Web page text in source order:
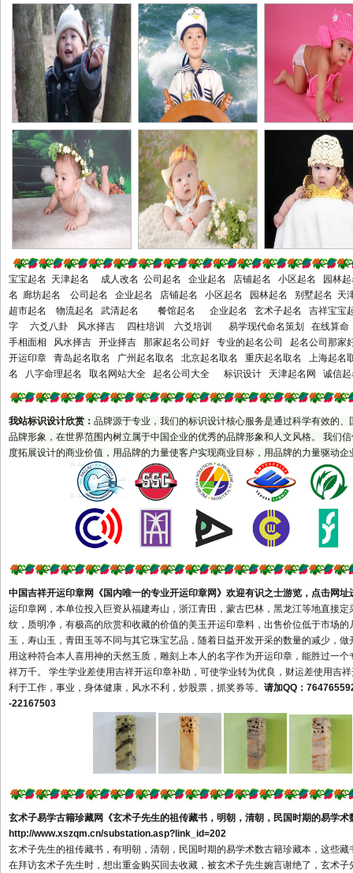
征市镇江市丹阳市扬中市句容
市泰州市泰兴市姜堰市靖江市
兴化市宿迁市连云港市张家港
市浙江省杭州市建德市富阳市
临安市宁波市余姚市慈溪市奉
化市温州市瑞安市乐清市嘉兴
市海宁市平湖市桐乡市湖州市
绍兴市诸暨市上虞市嵊州市金
华市兰溪市义乌市东阳市永康
市衢州市江山市舟山市台州市
临海市丽水市龙泉市安徽省合
肥市芜湖市蚌埠市淮南市淮北
滁州市天长市明光市全椒县阜
阳市界首市宿州市巢湖市六安
市亳州市池州市宣城市宁国市
马鞍山市福建省福州市福清市
长乐市厦门市莆田市三明市永
安市泉州市石狮市晋江市南安
市漳州市龙海市平和县南靖县
岩市漳平市宁德市福安市福鼎
市武夷山市江西省南昌市乐平
市萍乡市九江市瑞昌市新余市
鹰潭市贵溪市赣州市瑞金市南
康市吉安市宜春市丰城市樟树
市高安市抚州市上饶市德兴市
井冈山市景德镇市山东省济南
市章丘市青岛市胶南市胶州市
平度市莱西市即墨市淄博市枣
庄市滕州市烟台市龙口市莱阳
市莱州市招远市蓬莱市栖霞市
海阳市潍坊市青州市诸城市寿
光市安丘市高密市昌邑市济宁
市曲阜市兖州市邹城市泰安市
新泰市肥城市威海市乳山市文
登市荣成市日照市莱芜市临沂
市德州市乐陵市禹城市聊城市
临清市滨州市菏泽市河南省郑
州市巩义市新郑市新密市登封
汝州市舞钢市安阳市林州市鹤
壁市新乡市卫辉市辉县市焦作
市沁阳市孟州市濮阳市许昌市
宝宝起名 天津起名 成人改名 公司起名 企业起名 店铺起名 小区起名 园
名 廊坊起名 公司起名 企业起名 店铺起名 小区起名 园林起名 别墅起名
超市起名 物流起名 武清起名 餐馆起名 企业起名 玄术子起名 吉祥宝
字 六爻八卦 风水择吉 四柱培训 六爻培训 易学现代命名策划 在线算命
手相面相 风水择吉 开业择吉 那家起名公司好 专业的起名公司 起名公司那
开运印章 青岛起名取名 广州起名取名 北京起名取名 重庆起名取名 上海
名 八字命理起名 取名网站大全 起名公司大全 标识设计 天津起名网 诚信起
我站标识设计欣赏 ： 品牌源于专业，我们的标识设计核心服务是通过科学有效的
品牌形象，在世界范围内树立属于中国企业的优秀的品牌形象和人文风格。 我们
度拓展设计的商业价值，用品牌的力量使客户实现商业目标，用品牌的力量驱动企
中国吉祥开运印章网 《国内唯一的专业开运印章网》欢迎有识之士游览， 点击网址
运印章网，本单位投入巨资从福建寿山，浙江青田，蒙古巴林，黑龙江等地直接
纹，质明净，有极高的欣赏和收藏的价值的美玉开运印章料，出售价位低于市场
玉，寿山玉，青田玉等不同与其它珠宝艺品，随着日益开发开采的数量的减少，
用这种符合本人喜用神的天然玉质，雕刻上本人的名字作为开运印章，能胜过一
祥万千。 学生学业差使用吉祥开运印章补助，可使学业转为优良，财运差使用吉
利于工作，事业，身体健康，风水不利，炒股票，抓奖券等。 请加QQ：
-22167503
玄术子易学古籍珍藏网 《玄术子先生的祖传藏书，明朝，清朝，民国时期的易学
http://www.xszqm.cn/substation.asp?link_id=202
玄术子先生的祖传藏书，有明朝，清朝，民国时期的易学术数古籍珍藏本，这些
在拜访玄术子先生时，想出重金购买回去收藏，被玄术子先生婉言谢绝了，玄术